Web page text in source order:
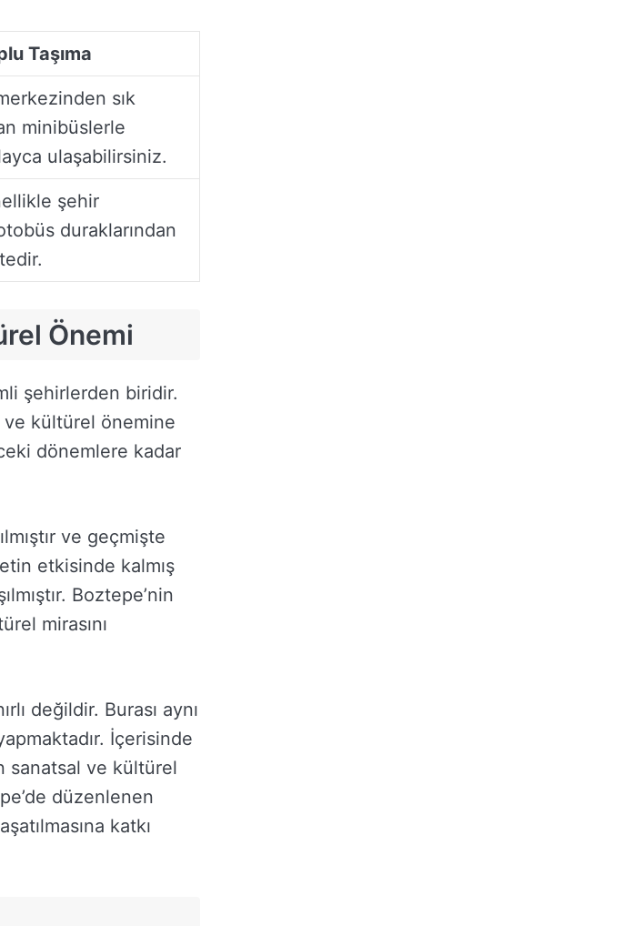
Taşıma
sık
minibüslerle
ulaşabilirsiniz.
şehir
duraklarından
Önemi
şehirlerden biridir.
ve kültürel önemine
dönemlere kadar
ve geçmişte
etkisinde kalmış
Boztepe’nin
mirasını
değildir. Burası aynı
İçerisinde
sanatsal ve kültürel
düzenlenen
katkı